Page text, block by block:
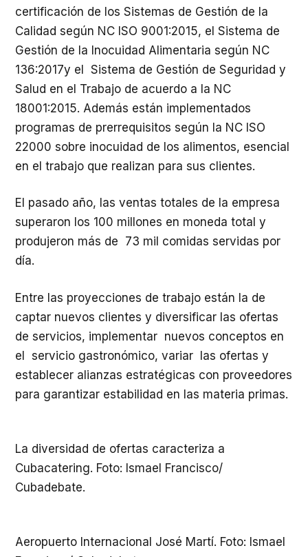
certificación de los Sistemas de Gestión de la
Calidad según NC ISO 9001:2015, el Sistema de
Gestión de la Inocuidad Alimentaria según NC
136:2017y el Sistema de Gestión de Seguridad y
Salud en el Trabajo de acuerdo a la NC
18001:2015. Además están implementados
programas de prerrequisitos según la NC ISO
22000 sobre inocuidad de los alimentos, esencial
en el trabajo que realizan para sus clientes.
El pasado año, las ventas totales de la empresa
superaron los 100 millones en moneda total y
produjeron más de 73 mil comidas servidas por
día.
Entre las proyecciones de trabajo están la de
captar nuevos clientes y diversificar las ofertas
de servicios, implementar nuevos conceptos en
el servicio gastronómico, variar las ofertas y
establecer alianzas estratégicas con proveedores
para garantizar estabilidad en las materia primas.
La diversidad de ofertas caracteriza a
Cubacatering. Foto: Ismael Francisco/
Cubadebate.
Aeropuerto Internacional José Martí. Foto: Ismael